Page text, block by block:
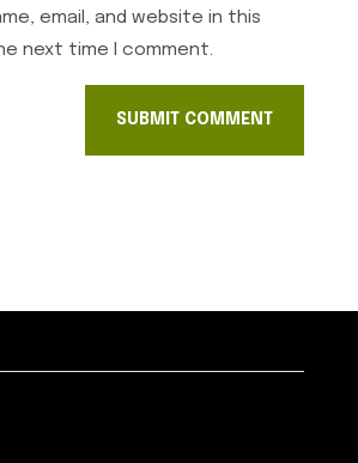
email, and website in this
next time I comment.
SUBMIT COMMENT